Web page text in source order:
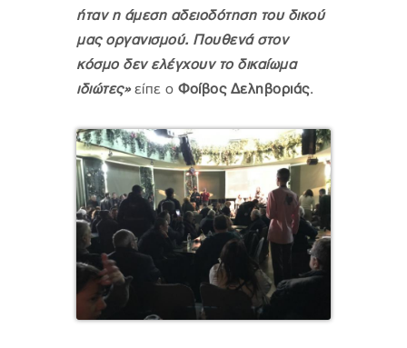
ήταν η άμεση αδειοδότηση του δικού
μας οργανισμού. Πουθενά στον
κόσμο δεν ελέγχουν το δικαίωμα
ιδιώτες»είπε ο Φοίβος Δεληβοριάς.